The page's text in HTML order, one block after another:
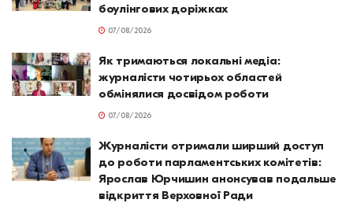
боулінгових доріжках
07/08/2026
Як тримаються локальні медіа:
журналісти чотирьох областей
обмінялися досвідом роботи
07/08/2026
Журналісти отримали ширший доступ
до роботи парламентських комітетів:
Ярослав Юрчишин анонсував подальше
відкриття Верховної Ради